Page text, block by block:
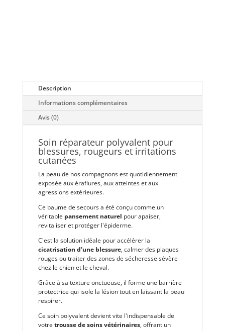
Description
Informations complémentaires
Avis (0)
Soin réparateur polyvalent pour
blessures, rougeurs et irritations
cutanées
La peau de nos compagnons est quotidiennement
exposée aux éraflures, aux atteintes et aux
agressions extérieures.
Ce baume de secours a été conçu comme un
véritable pansement naturel pour apaiser,
revitaliser et protéger l'épiderme.
C'est la solution idéale pour accélérer la
cicatrisation d'une blessure, calmer des plaques
rouges ou traiter des zones de sécheresse sévère
chez le chien et le cheval.
Grâce à sa texture onctueuse, il forme une barrière
protectrice qui isole la lésion tout en laissant la peau
respirer.
Ce soin polyvalent devient vite l'indispensable de
votre trousse de soins vétérinaires, offrant un